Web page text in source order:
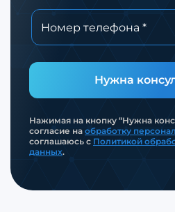
Нужна
Нажимая на кнопку “Нужна
согласие на обработку
соглашаюсь с Политикой
данных.